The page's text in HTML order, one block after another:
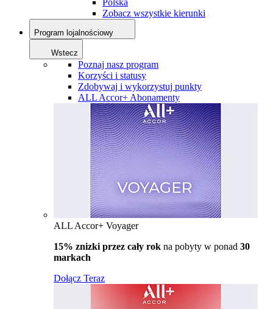
Zobacz wszystkie kierunki
Program lojalnościowy
Wstecz
Poznaj nasz program
Korzyści i statusy
Zdobywaj i wykorzystuj punkty
ALL Accor+ Abonamenty
ALL Accor+ Voyager
15% znizki przez cały rok na pobyty w ponad 30
markach
Dołącz Teraz